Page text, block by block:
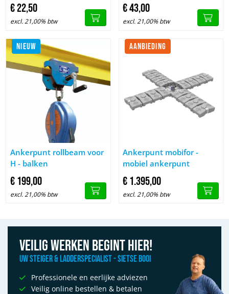
€22,50
excl. 21,00% btw
€43,00
excl. 21,00% btw
NIEUW
Afbeelding Ankerpunt rollbeam voor H - balken
Ankerpunt rollbeam voor
H - balken
€199,00
excl. 21,00% btw
AANBIEDING
Afbeelding Ankerpunt
Ankerpunt mobifor -
mobiel ankerpunt
€1.395,00
excl. 21,00% btw
Veilig werken begint hier!
Uw Steiger & Ladderspecialist - Sietse Booi
Professionele en eerlijke adviezen
Veilig online bestellen & betalen